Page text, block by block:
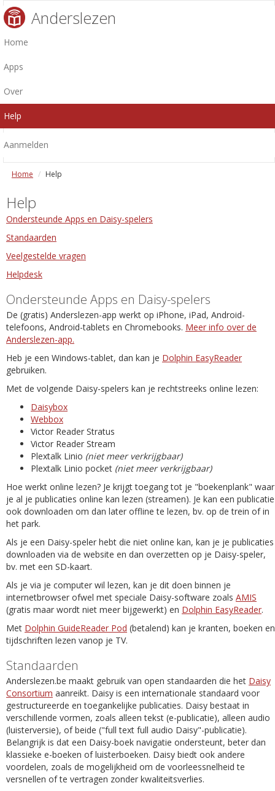
Anderslezen
Home
Apps
Over
Help
Aanmelden
Home Help
Help
Ondersteunde Apps en Daisy-spelers
Standaarden
Veelgestelde vragen
Helpdesk
Ondersteunde Apps en Daisy-spelers
De (gratis) Anderslezen-app werkt op iPhone, iPad, Android-
telefoons, Android-tablets en Chromebooks. Meer info over de
Anderslezen-app.
Heb je een Windows-tablet, dan kan je Dolphin EasyReader
gebruiken.
Met de volgende Daisy-spelers kan je rechtstreeks online lezen:
Daisybox
Webbox
Victor Reader Stratus
Victor Reader Stream
Plextalk Linio (niet meer verkrijgbaar)
Plextalk Linio pocket (niet meer verkrijgbaar)
Hoe werkt online lezen? Je krijgt toegang tot je "boekenplank" waar
je al je publicaties online kan lezen (streamen). Je kan een publicatie
ook downloaden om dan later offline te lezen, bv. op de trein of in
het park.
Als je een Daisy-speler hebt die niet online kan, kan je je publicaties
downloaden via de website en dan overzetten op je Daisy-speler,
bv. met een SD-kaart.
Als je via je computer wil lezen, kan je dit doen binnen je
internetbrowser ofwel met speciale Daisy-software zoals AMIS
(gratis maar wordt niet meer bijgewerkt) en Dolphin EasyReader.
Met Dolphin GuideReader Pod (betalend) kan je kranten, boeken en
tijdschriften lezen vanop je TV.
Standaarden
Anderslezen.be maakt gebruik van open standaarden die het Daisy
Consortium aanreikt. Daisy is een internationale standaard voor
gestructureerde en toegankelijke publicaties. Daisy bestaat in
verschillende vormen, zoals alleen tekst (e-publicatie), alleen audio
(luisterversie), of beide ("full text full audio Daisy"-publicatie).
Belangrijk is dat een Daisy-boek navigatie ondersteunt, beter dan
klassieke e-boeken of luisterboeken. Daisy biedt ook andere
voordelen, zoals de mogelijkheid om de voorleessnelheid te
versnellen of te vertragen zonder kwaliteitsverlies.